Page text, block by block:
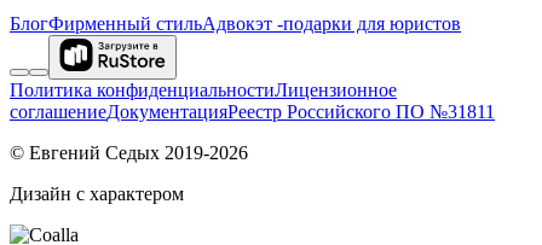
БлогФирменный стильАдвокэт -подарки для юристов
Политика конфиденциальностиЛицензионное
соглашениеДокументацияРеестр Российского ПО №31811
© Евгений Седых 2019-2026
Дизайн с характером